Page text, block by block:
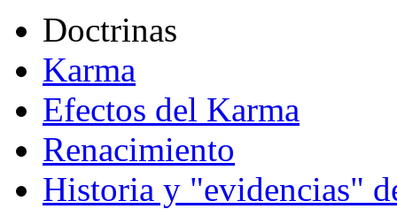
Doctrinas
Karma
Efectos del Karma
Renacimiento
Historia y "evidencias"